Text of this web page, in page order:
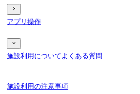
アプリ操作
施設利用についてよくある質問
施設利用の注意事項